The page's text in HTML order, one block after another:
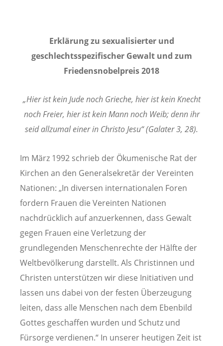
Erklärung zu sexualisierter und
geschlechtsspezifischer Gewalt und zum
Friedensnobelpreis 2018
„Hier ist kein Jude noch Grieche, hier ist kein Knecht
noch Freier, hier ist kein Mann noch Weib; denn ihr
seid allzumal einer in Christo Jesu“ (Galater 3, 28).
Im März 1992 schrieb der Ökumenische Rat der
Kirchen an den Generalsekretär der Vereinten
Nationen: „In diversen internationalen Foren
fordern Frauen die Vereinten Nationen
nachdrücklich auf anzuerkennen, dass Gewalt
gegen Frauen eine Verletzung der
grundlegenden Menschenrechte der Hälfte der
Weltbevölkerung darstellt. Als Christinnen und
Christen unterstützen wir diese Initiativen und
lassen uns dabei von der festen Überzeugung
leiten, dass alle Menschen nach dem Ebenbild
Gottes geschaffen wurden und Schutz und
Fürsorge verdienen.“ In unserer heutigen Zeit ist